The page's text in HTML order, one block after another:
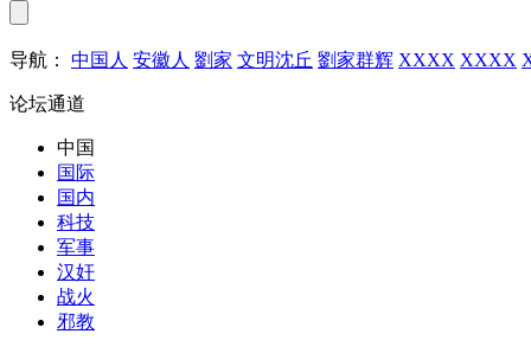
导航： 中国人 安徽人 劉家 文明沈丘 劉家群辉 XXXX XXXX
论坛通道
中国
国际
国内
科技
军事
汉奸
战火
邪教